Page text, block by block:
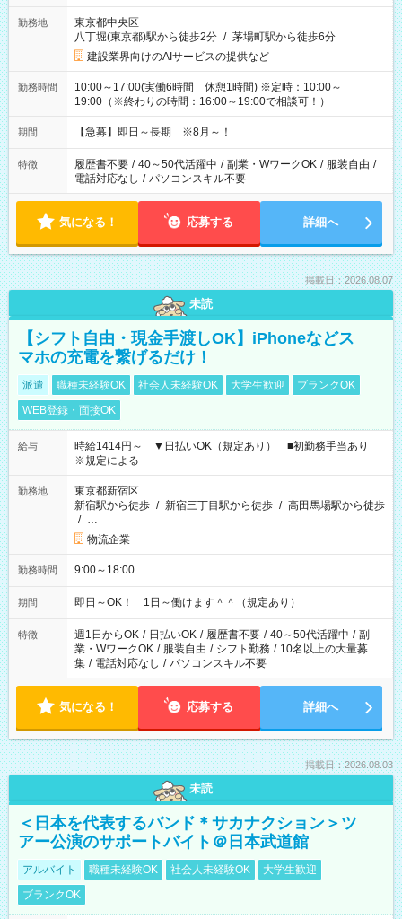
勤務地
東京都中央区
八丁堀(東京都)駅から徒歩2分 / 茅場町駅から徒歩6分
建設業界向けのAIサービスの提供など
勤務時間
10:00～17:00(実働6時間 休憩1時間) ※定時：10:00～
19:00（※終わりの時間：16:00～19:00で相談可！）
期間 【急募】即日～長期 ※8月～！
特徴 履歴書不要 / 40～50代活躍中 / 副業・WワークOK / 服装自由 /
電話対応なし / パソコンスキル不要
気になる！ 応募する 詳細へ
掲載日：2026.08.07
未読
【シフト自由・現金手渡しOK】iPhoneなどス
マホの充電を繋げるだけ！
派遣 職種未経験OK 社会人未経験OK 大学生歓迎
ブランクOK
WEB登録・面接OK
給与
時給1414円～ ▼日払いOK（規定あり） ■初勤務手当あり
※規定による
勤務地
東京都新宿区
新宿駅から徒歩 / 新宿三丁目駅から徒歩 / 高田馬場駅から徒歩
/ …
物流企業
勤務時間 9:00～18:00
期間 即日～OK！ 1日～働けます＾＾（規定あり）
特徴 週1日からOK / 日払いOK / 履歴書不要 / 40～50代活躍中 / 副
業・WワークOK / 服装自由 / シフト勤務 / 10名以上の大量募
集 / 電話対応なし / パソコンスキル不要
気になる！ 応募する 詳細へ
掲載日：2026.08.03
未読
＜日本を代表するバンド＊サカナクション＞ツ
アー公演のサポートバイト＠日本武道館
アルバイト 職種未経験OK 社会人未経験OK
大学生歓迎
ブランクOK